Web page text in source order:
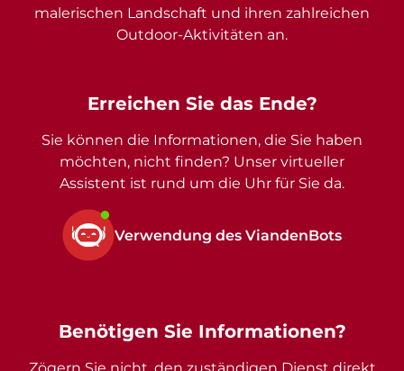
Erreichen Sie das Ende?
Sie können die Informationen, die Sie haben
möchten, nicht finden? Unser virtueller
Assistent ist rund um die Uhr für Sie da.
Verwendung des ViandenBots
malerischen Landschaft und ihren zahlreichen
Outdoor-Aktivitäten an.
Benötigen Sie Informationen?